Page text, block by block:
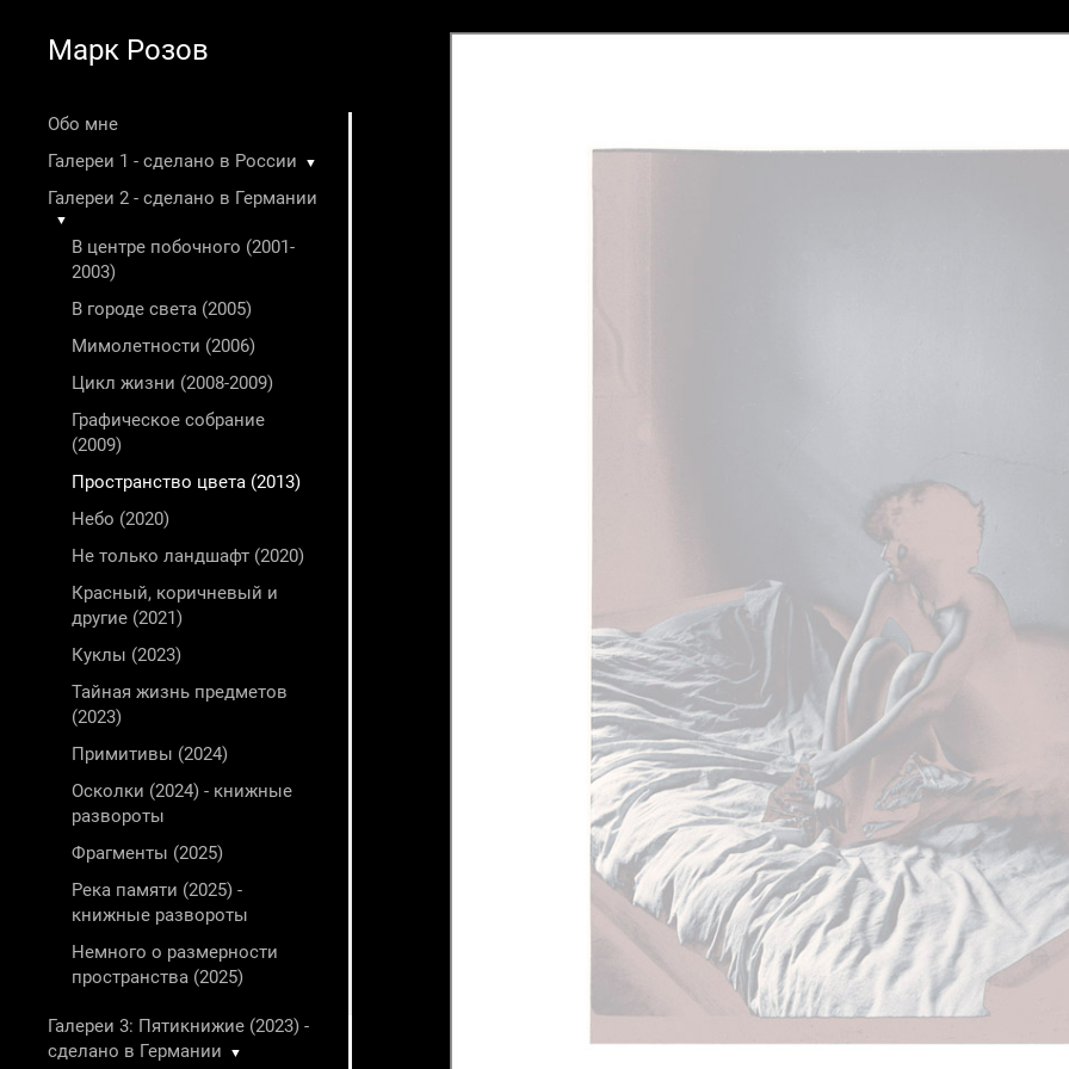
Марк Розов
Обо мне
Галереи 1 - сделано в России
▼
Галереи 2 - сделано в Германии
▼
В центре побочного (2001-
2003)
В городе света (2005)
Мимолетности (2006)
Цикл жизни (2008-2009)
Графическое собрание
(2009)
Пространство цвета (2013)
Небо (2020)
Не только ландшафт (2020)
Красный, коричневый и
другие (2021)
Куклы (2023)
Тайная жизнь предметов
(2023)
Примитивы (2024)
Осколки (2024) - книжные
развороты
Фрагменты (2025)
Река памяти (2025) -
книжные развороты
Немного о размерности
пространства (2025)
Галереи 3: Пятикнижие (2023) -
сделано в Германии
▼